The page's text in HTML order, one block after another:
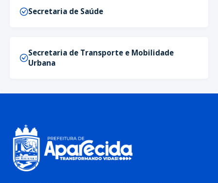
Secretaria de Saúde
Secretaria de Transporte e Mobilidade
Urbana